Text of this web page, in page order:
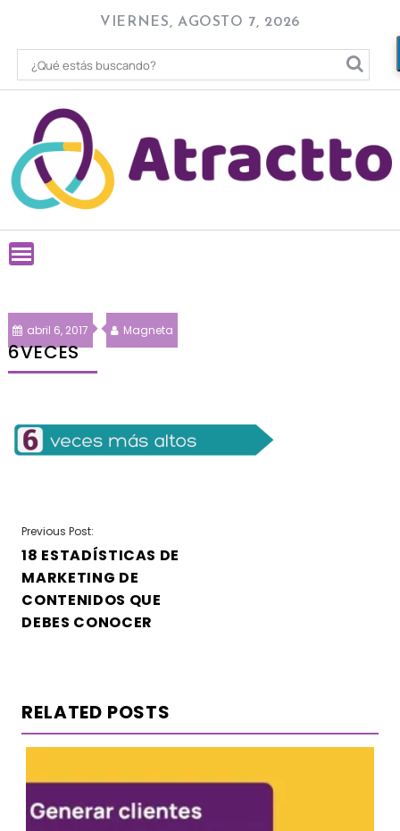
content
VIERNES, AGOSTO 7, 2026
abril 6, 2017 Magneta
6VECES
NAVEGACIÓN
DE
ENTRADAS
Previous Post:
18 ESTADÍSTICAS DE
MARKETING DE
CONTENIDOS QUE
DEBES CONOCER
RELATED POSTS